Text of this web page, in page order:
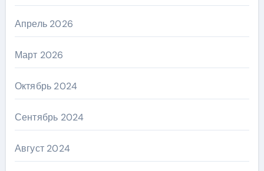
Апрель 2026
Март 2026
Октябрь 2024
Сентябрь 2024
Август 2024